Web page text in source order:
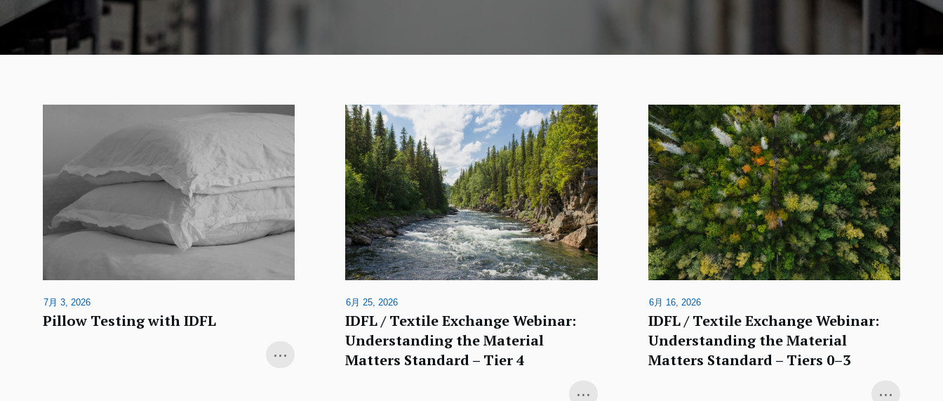
7月 3, 2026
Pillow Testing with IDFL
...
6月 25, 2026
IDFL / Textile Exchange Webinar:
Understanding the Material
Matters Standard – Tier 4
...
6月 16, 2026
IDFL / Textile Exchange Webinar:
Understanding the Material
Matters Standard – Tiers 0–3
...